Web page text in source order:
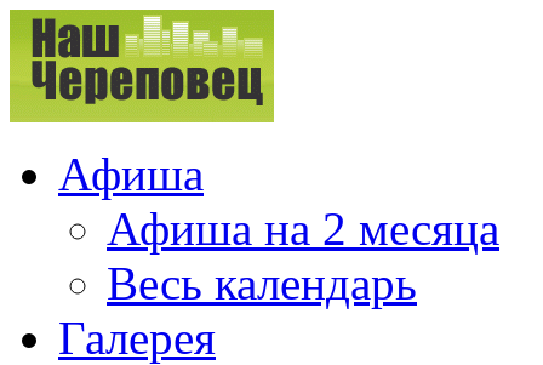
Афиша
Афиша на 2 месяца
Весь календарь
Галерея